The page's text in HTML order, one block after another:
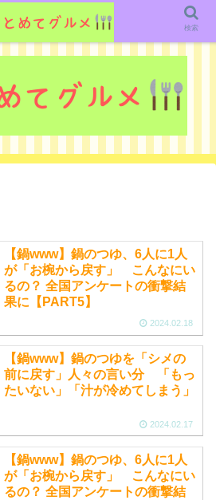
スレッドを紹介していきます。（鋭意作成中で
す）
【鍋www】鍋のつゆ、6人に1人
が「お椀から戻す」 こんなにい
るの？ 全国アンケートの衝撃結
果に【PART5】
2024.02.18
【鍋www】鍋のつゆを「シメの
前に戻す」人々の言い分 「もっ
たいない」「汁が冷めてしまう」
2024.02.17
【鍋www】鍋のつゆ、6人に1人
が「お椀から戻す」 こんなにい
るの？ 全国アンケートの衝撃結
検索